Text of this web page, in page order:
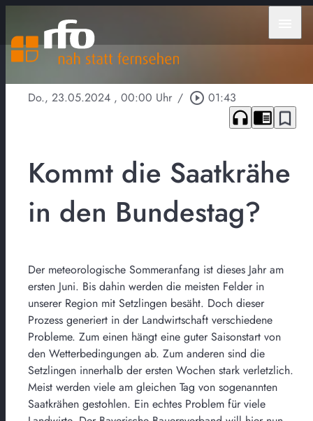
Do., 23.05.2024 , 00:00 Uhr / play_circle_outline 01:43
headphones chrome_reader_mode bookmark_border
Kommt die Saatkrähe
in den Bundestag?
Der meteorologische Sommeranfang ist dieses Jahr am
ersten Juni. Bis dahin werden die meisten Felder in
unserer Region mit Setzlingen besäht. Doch dieser
Prozess generiert in der Landwirtschaft verschiedene
Probleme. Zum einen hängt eine guter Saisonstart von
den Wetterbedingungen ab. Zum anderen sind die
Setzlingen innerhalb der ersten Wochen stark verletzlich.
Meist werden viele am gleichen Tag von sogenannten
Saatkrähen gestohlen. Ein echtes Problem für viele